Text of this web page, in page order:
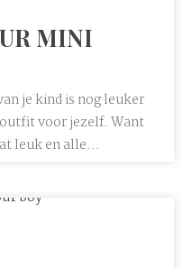
MINI
je kind is nog leuker
voor jezelf. Want
leuk en alle...